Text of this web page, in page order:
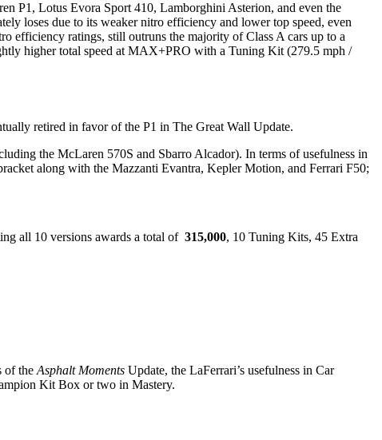
P1, Lotus Evora Sport 410, Lamborghini Asterion, and even the
loses due to its weaker nitro efficiency and lower top speed, even
efficiency ratings, still outruns the majority of Class A cars up to a
higher total speed at MAX+PRO with a Tuning Kit (279.5 mph /
retired in favor of the P1 in The Great Wall Update.
the McLaren 570S and Sbarro Alcador). In terms of usefulness in
along with the Mazzanti Evantra, Kepler Motion, and Ferrari F50;
all 10 versions awards a total of 315,000, 10 Tuning Kits, 45 Extra
of theAsphalt Moments Update, the LaFerrari’s usefulness in Car
Kit Box or two in Mastery.